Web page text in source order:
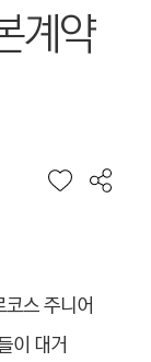
계약
스 주니어
이 대거